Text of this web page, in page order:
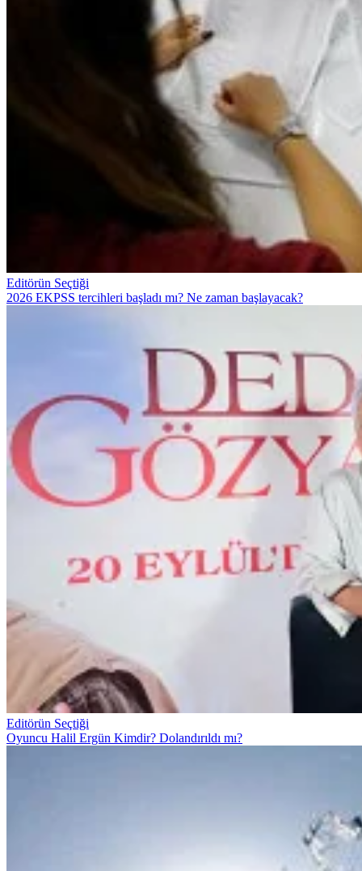
Editörün Seçtiği
2026 EKPSS tercihleri başladı mı? Ne zaman başlayacak?
Editörün Seçtiği
Oyuncu Halil Ergün Kimdir? Dolandırıldı mı?